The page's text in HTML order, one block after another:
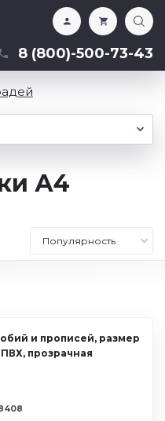
8 (800)-500-73-43
А4
и прописей, размер
прозрачная